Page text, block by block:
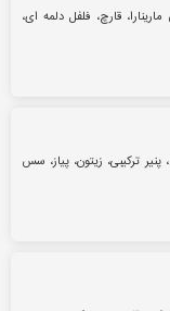
قارچ، فلفل دلمه ای،
ترکیبی، زیتون، پیاز، سس